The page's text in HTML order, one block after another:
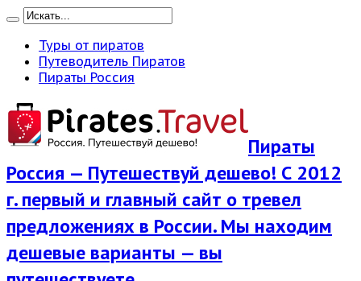
Туры от пиратов
Путеводитель Пиратов
Пираты Россия
Пираты
Россия — Путешествуй дешево! С 2012
г. первый и главный сайт о тревел
предложениях в России. Мы находим
дешевые варианты — вы